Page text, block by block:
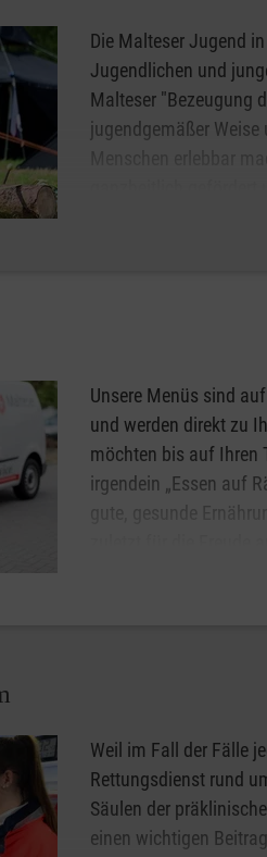
Die Malteser Jugend
Jugendlichen und
Malteser "Bezeugung
jugendgemäßer
Malteser Jugend jeden
Kinder und Jugendliche mit
Unsere Menüs sind
und werden direkt zu
möchten bis auf Ihren
irgendein „Essen auf
gute, gesunde
Weil im Fall der Fälle
Rettungsdienst rund
Säulen der
einen wichtigen